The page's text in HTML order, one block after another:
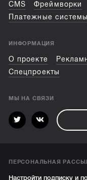
CMS Фреймворки
Платежные системы
ИНФОРМАЦИЯ
О проекте
Спецпроекты
МЫ НА СВЯЗИ
ПЕРСОНАЛЬНАЯ
Настройти подписку и